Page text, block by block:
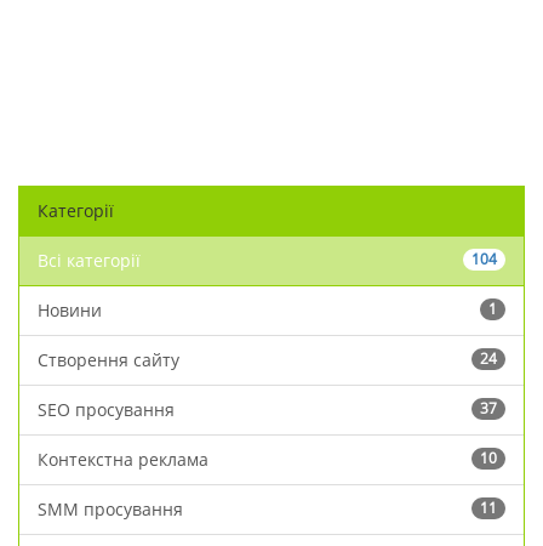
Категорії
104
Всі категорії
Новини 1
Створення сайту 24
SEO просування 37
Контекстна реклама 10
SMM просування 11